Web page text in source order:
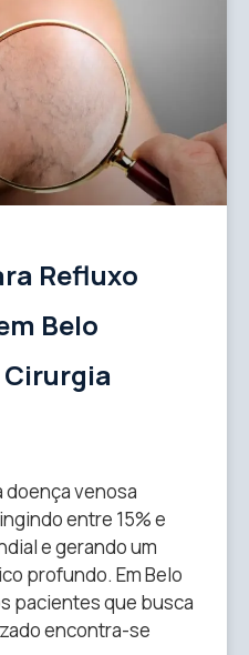
Refluxo
Belo
doença venosa
entre 15% e
e gerando um
profundo. Em Belo
pacientes que busca
encontra-se